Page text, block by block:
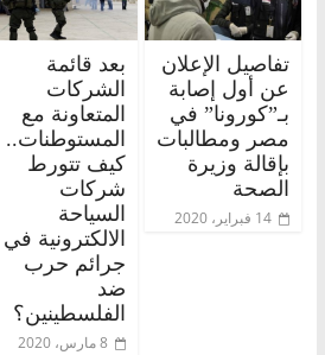
تفاصيل الإعلان
عن أول إصابة
بـ”كورونا” في
مصر ومطالبات
بإقالة وزيرة
الصحة
14 فبراير، 2020
بعد قائمة
الشركات
المتعاونة مع
المستوطنات..
كيف تتورط
شركات
السياحة
الالكترونية في
جرائم حرب
ضد
الفلسطينين؟
8 مارس، 2020